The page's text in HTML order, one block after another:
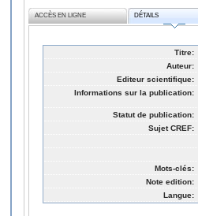
ACCÈS EN LIGNE DÉTAILS
Titre:
Auteur:
Editeur scientifique:
Informations sur la publication:
Statut de publication:
Sujet CREF:
Mots-clés:
Note edition:
Langue: